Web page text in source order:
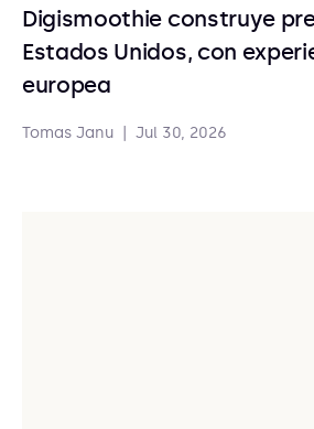
Digismoothie construye
Estados Unidos, con
europea
Tomas Janu Jul 30, 2026